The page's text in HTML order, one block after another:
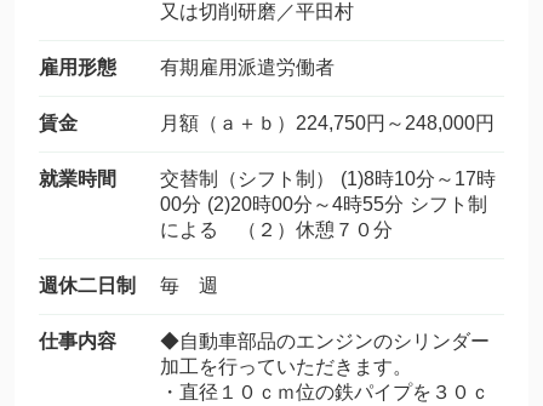
又は切削研磨／平田村
雇用形態 有期雇用派遣労働者
賃金 月額（ａ＋ｂ）224,750円～248,000円
就業時間
交替制（シフト制） (1)8時10分～17時
00分 (2)20時00分～4時55分 シフト制
による （２）休憩７０分
週休二日制 毎 週
仕事内容
◆自動車部品のエンジンのシリンダー
加工を行っていただきます。
・直径１０ｃｍ位の鉄パイプを３０ｃ